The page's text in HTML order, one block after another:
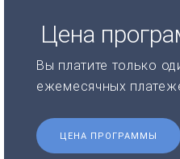
Цена
Вы платите только
ежемесячных
ЦЕНА ПРОГРАММЫ